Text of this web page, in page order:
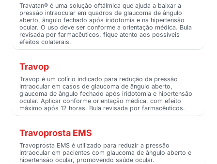
Travatan® é uma solução oftálmica que ajuda a baixar a
pressão intraocular em quadros de glaucoma de ângulo
aberto, ângulo fechado após iridotomia e na hipertensão
ocular. O uso deve ser conforme a orientação médica. Bula
revisada por farmacêuticos, fique atento aos possíveis
efeitos colaterais.
Travop
Travop é um colírio indicado para redução da pressão
intraocular em casos de glaucoma de ângulo aberto,
glaucoma de ângulo fechado após iridotomia e hipertensão
ocular. Aplicar conforme orientação médica, com efeito
máximo após 12 horas. Bula revisada por farmacêuticos.
Travoprosta EMS
Travoprosta EMS é utilizado para reduzir a pressão
intraocular em pacientes com glaucoma de ângulo aberto e
hipertensão ocular, promovendo saúde ocular.